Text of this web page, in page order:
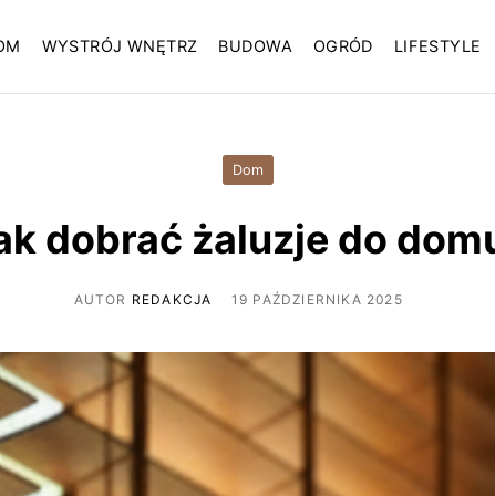
WYSTRÓJ WNĘTRZ BUDOWA OGRÓD LIFESTYLE
Dom
dobrać żaluzje do
AUTOR REDAKCJA 19 PAŹDZIERNIKA 2025